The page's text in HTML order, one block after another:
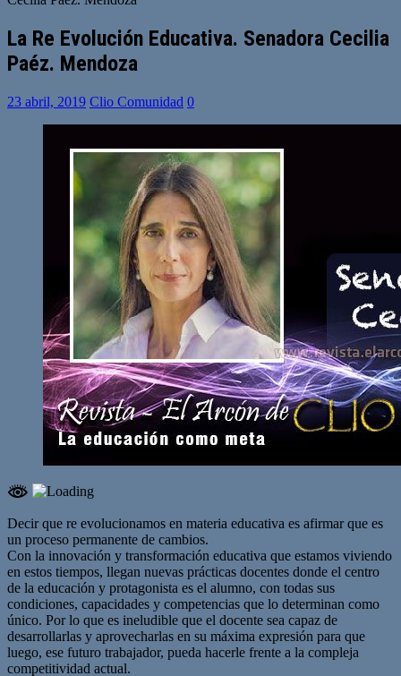
La Re Evolución Educativa. Senadora Cecilia
Paéz. Mendoza
23 abril, 2019 Clio Comunidad 0
Decir que re evolucionamos en materia educativa es afirmar que es
un proceso permanente de cambios.
Con la innovación y transformación educativa que estamos viviendo
en estos tiempos, llegan nuevas prácticas docentes donde el centro
de la educación y protagonista es el alumno, con todas sus
condiciones, capacidades y competencias que lo determinan como
único. Por lo que es ineludible que el docente sea capaz de
desarrollarlas y aprovecharlas en su máxima expresión para que
luego, ese futuro trabajador, pueda hacerle frente a la compleja
competitividad actual.